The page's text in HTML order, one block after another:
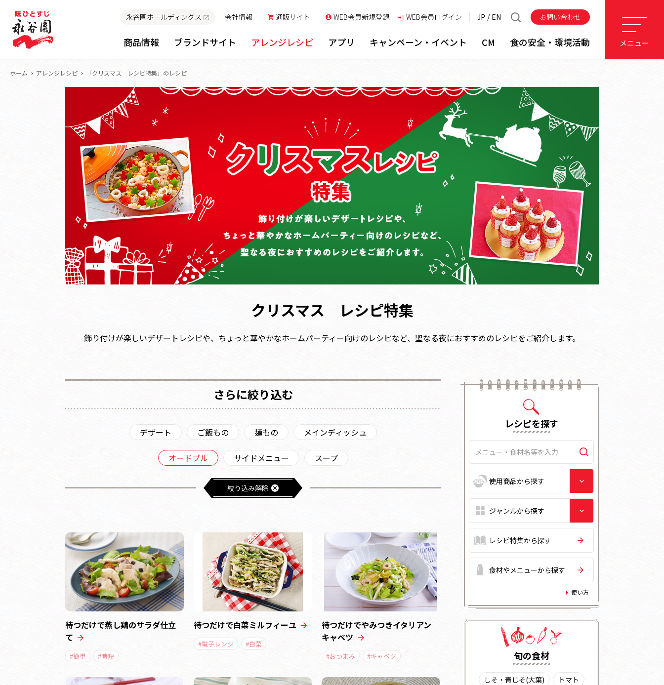
永谷園ホールディングス 会社情報 通販サイト WEB会員新規登録 WEB会員ログイン JP EN お問い合わせ
商品情報 ブランドサイト アレンジレシピ アプリ キャンペーン・イベント CM 食の安全・環境活動 メニュー
ホーム アレンジレシピ 「クリスマス レシピ特集」のレシピ
クリスマス レシピ特集
飾り付けが楽しいデザートレシピや、ちょっと華やかなホームパーティー向けのレシピなど、聖なる夜におすすめのレシピをご紹介します。
さらに絞り込む
デザート ご飯もの 麺もの メインディッシュ
オードブル サイドメニュー スープ
絞り込み解除
待つだけで蒸し鶏のサラダ仕立
て
#簡単 #時短
待つだけで白菜ミルフィーユ
#電子レンジ #白菜
待つだけでやみつきイタリアン
キャベツ
#おつまみ #キャベツ
レシピを探す
レシピ特集から探す
食材やメニューから探す
使い方
旬の⾷材
しそ・青じそ(大葉)
トマト